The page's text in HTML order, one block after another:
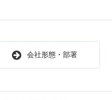
会社形態・部署